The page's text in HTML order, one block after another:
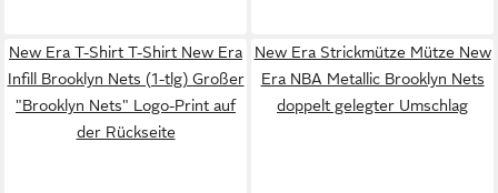
New Era T-Shirt T-Shirt New Era
Infill Brooklyn Nets (1-tlg) Großer
"Brooklyn Nets" Logo-Print auf
der Rückseite
New Era Strickmütze Mütze New
Era NBA Metallic Brooklyn Nets
doppelt gelegter Umschlag